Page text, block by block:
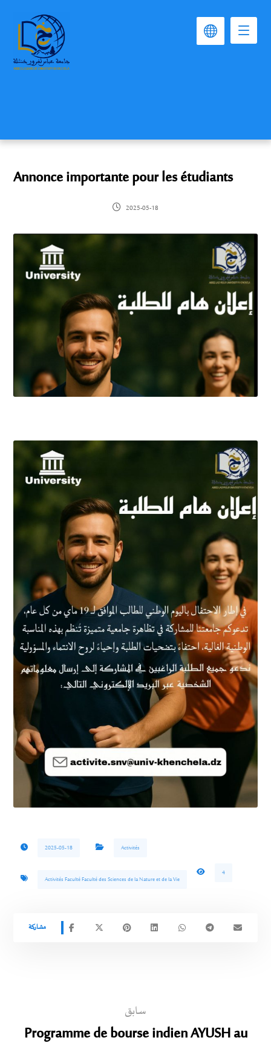
Annonce importante pour les étudiants
2025-05-18
2025-05-18 Activités
Activités Faculté Faculté des Sciences de la Nature et de la Vie
4
سابق
Programme de bourse indien AYUSH au